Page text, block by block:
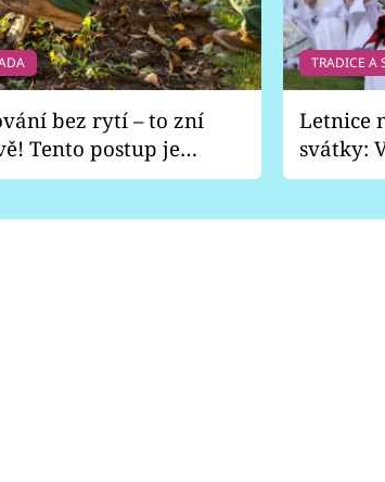
bez rytí – to zní
Tento postup je
jen pro některé
TRADICE A
Letnice
svátky:
pondělí